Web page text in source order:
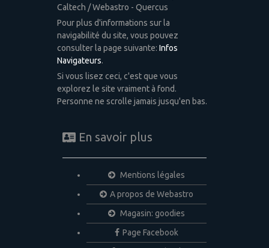
Caltech / Webastro - Quercus
Pour plus d'informations sur la
navigabilité du site, vous pouvez
consulter la page suivante: Infos
Navigateurs.
Si vous lisez ceci, c'est que vous
explorez le site vraiment à fond.
Personne ne scrolle jamais jusqu'en bas.
En savoir plus
Mentions légales
A propos de Webastro
Magasin: goodies
Page Facebook